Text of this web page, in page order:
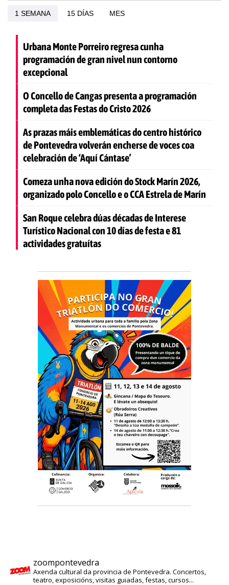
1 SEMANA 15 DÍAS MES
Urbana Monte Porreiro regresa cunha
programación de gran nivel nun contorno
excepcional
O Concello de Cangas presenta a programación
completa das Festas do Cristo 2026
As prazas máis emblemáticas do centro histórico
de Pontevedra volverán encherse de voces coa
celebración de ‘Aquí Cántase’
Comeza unha nova edición do Stock Marín 2026,
organizado polo Concello e o CCA Estrela de Marín
San Roque celebra dúas décadas de Interese
Turístico Nacional con 10 días de festa e 81
actividades gratuítas
zoompontevedra
Axenda cultural da provincia de Pontevedra. Concertos,
teatro, exposicións, visitas guiadas, festas, cursos...